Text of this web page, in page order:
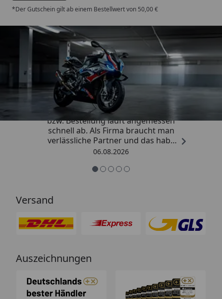
*Der Gutschein gilt ab einem Bestellwert von 50,00 €
Trusted Shops
4,85/ 5
„Die Abwicklung eines Auftrages
bzw. Bestellung läuft angemessen
schnell ab. Als Firma braucht man
verlässliche Partner und das habe
ich hier gefunden.“
06.08.2026
Versand
Auszeichnungen